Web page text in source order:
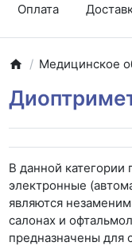
Оплата
Медицинское
В данной категории
электронные
являются
салонах и
предназначены для